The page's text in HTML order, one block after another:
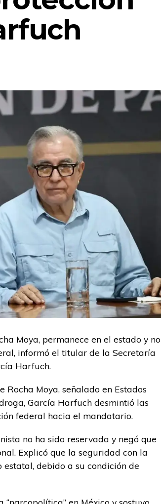
Moya, permanece en el estado y no
informó el titular de la Secretaría
Harfuch.
Moya, señalado en Estados
García Harfuch desmintió las
federal hacia el mandatario.
no ha sido reservada y negó que
Explicó que la seguridad con la
debido a su condición de